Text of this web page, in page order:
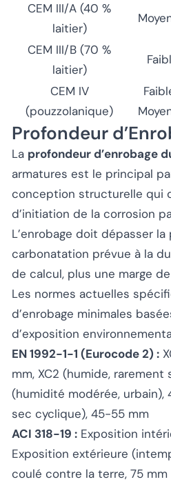
CEM III/A (40 %
laitier)
CEM III/B (70 %
laitier)
CEM IV
(pouzzolanique)
Profondeur
La profondeur d’enrobage
armatures est le principal
conception structurelle qui
d’initiation de la corrosion
L’enrobage doit dépasser
carbonatation prévue à la
de calcul, plus une marge
Les normes actuelles
d’enrobage minimales
d’exposition
EN 1992-1-1 (Eurocode 2) :
mm, XC2 (humide, rarement
(humidité modérée, urbain),
sec cyclique), 45-55 mm
ACI 318-19 : Exposition
Exposition extérieure
coulé contre la terre, 75 mm